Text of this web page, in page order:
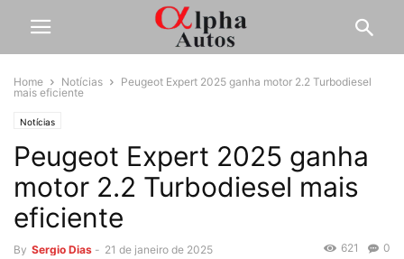
Home Notícias
Peugeot Expert 2025 ganha motor 2.2 Turbodiesel
mais eficiente
Notícias
Peugeot Expert 2025 ganha
motor 2.2 Turbodiesel mais
eficiente
By Sergio Dias - 21 de janeiro de 2025 0
621